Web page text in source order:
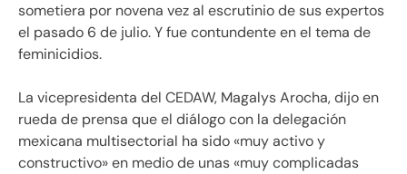
sometiera por novena vez al escrutinio de sus expertos
el pasado 6 de julio. Y fue contundente en el tema de
feminicidios.
La vicepresidenta del CEDAW, Magalys Arocha, dijo en
rueda de prensa que el diálogo con la delegación
mexicana multisectorial ha sido «muy activo y
constructivo» en medio de unas «muy complicadas